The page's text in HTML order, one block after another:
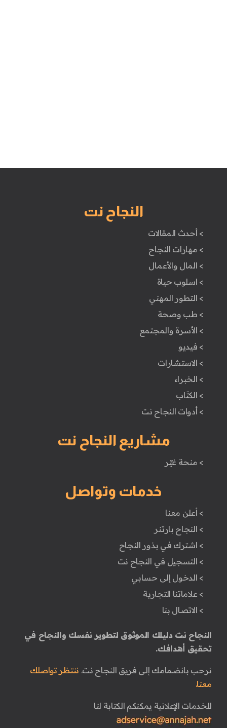
النجاح نت
> أحدث المقالات
> مهارات النجاح
> المال والأعمال
> اسلوب حياة
> التطور المهني
> طب وصحة
> الأسرة والمجتمع
> فيديو
> الاستشارات
> الخبراء
> الكتَاب
> أدوات النجاح نت
مشاريع النجاح نت
> منحة غيّر
خدمات وتواصل
> أعلن معنا
> النجاح بارتنر
> اشترك في بذور النجاح
> التسجيل في النجاح نت
> الدخول إلى حسابي
> علاماتنا التجارية
> الاتصال بنا
النجاح نت دليلك الموثوق لتطوير نفسك والنجاح في
تحقيق أهدافك.
نرحب بانضمامك إلى فريق النجاح نت. ننتظر تواصلك
معنا.
للخدمات الإعلانية يمكنكم الكتابة لنا